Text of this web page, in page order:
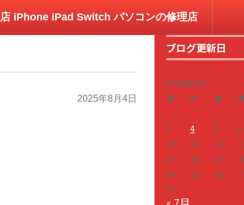
iPhone iPad Switch パソコンの修理店
2025年8月4日
ブログ更新日
2026年8月
月
火 水
3
4 5 6
10
11 12
17
18 19
24
25 26
31